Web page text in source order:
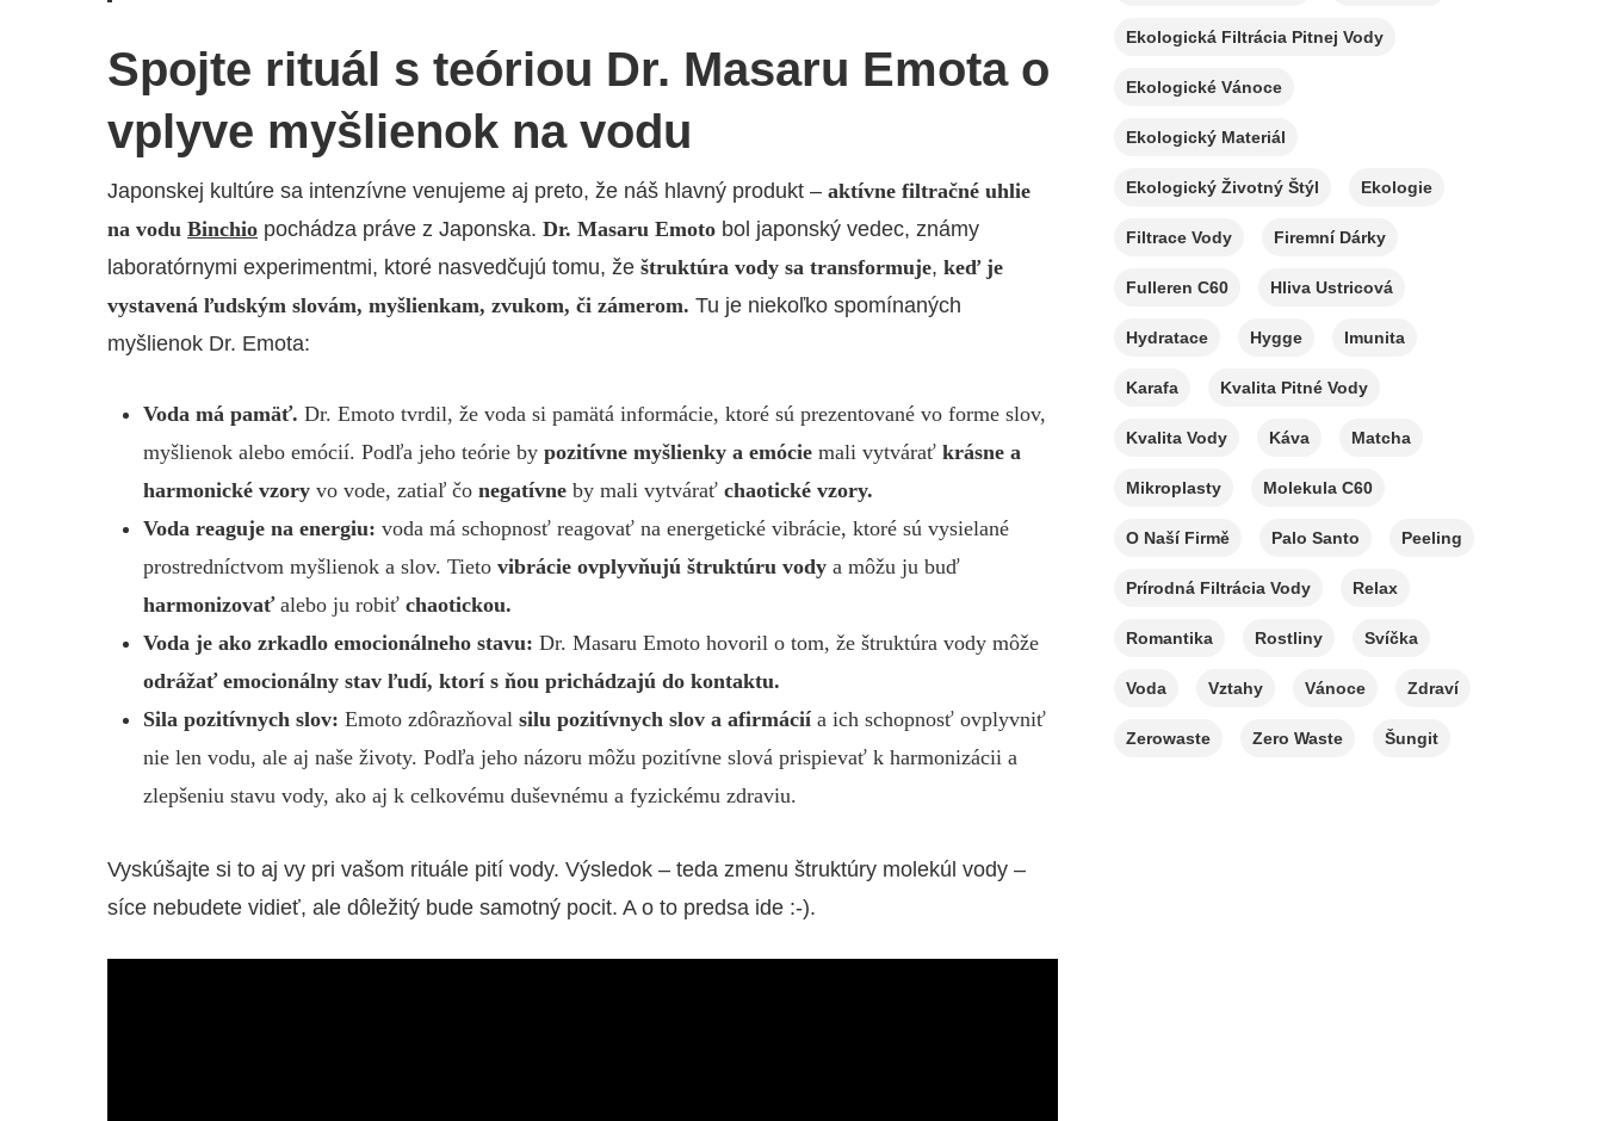
Spojte rituál s teóriou Dr. Masaru Emota o
vplyve myšlienok na vodu
Japonskej kultúre sa intenzívne venujeme aj preto, že náš hlavný produkt – aktívne filtračné uhlie
na vodu Binchio pochádza práve z Japonska. Dr. Masaru Emoto bol japonský vedec, známy
laboratórnymi experimentmi, ktoré nasvedčujú tomu, že štruktúra vody sa transformuje, keď je
vystavená ľudským slovám, myšlienkam, zvukom, či zámerom. Tu je niekoľko spomínaných
myšlienok Dr. Emota:
Voda má pamäť. Dr. Emoto tvrdil, že voda si pamätá informácie, ktoré sú prezentované vo forme slov,
myšlienok alebo emócií. Podľa jeho teórie by pozitívne myšlienky a emócie mali vytvárať krásne a
harmonické vzory vo vode, zatiaľ čo negatívne by mali vytvárať chaotické vzory.
Voda reaguje na energiu: voda má schopnosť reagovať na energetické vibrácie, ktoré sú vysielané
prostredníctvom myšlienok a slov. Tieto vibrácie ovplyvňujú štruktúru vody a môžu ju buď
harmonizovaťalebo ju robiť chaotickou.
Voda je ako zrkadlo emocionálneho stavu: Dr. Masaru Emoto hovoril o tom, že štruktúra vody môže
odrážať emocionálny stav ľudí, ktorí s ňou prichádzajú do kontaktu.
Sila pozitívnych slov: Emoto zdôrazňoval silu pozitívnych slov a afirmácií a ich schopnosť ovplyvniť
nie len vodu, ale aj naše životy. Podľa jeho názoru môžu pozitívne slová prispievať k harmonizácii a
zlepšeniu stavu vody, ako aj k celkovému duševnému a fyzickému zdraviu.
Vyskúšajte si to aj vy pri vašom rituále pití vody. Výsledok – teda zmenu štruktúry molekúl vody –
síce nebudete vidieť, ale dôležitý bude samotný pocit. A o to predsa ide :-).
Ekologická Filtrácia Pitnej Vody
Ekologické Vánoce
Ekologický Materiál
Ekologický Životný Štýl Ekologie
Filtrace Vody Firemní Dárky
Fulleren C60 Hliva Ustricová
Hydratace Hygge Imunita
Karafa Kvalita Pitné Vody
Kvalita Vody Káva Matcha
Mikroplasty Molekula C60
O Naší Firmě Palo Santo Peeling
Prírodná Filtrácia Vody Relax
Romantika Rostliny Svíčka
Voda Vztahy Vánoce Zdraví
Zerowaste Zero Waste Šungit